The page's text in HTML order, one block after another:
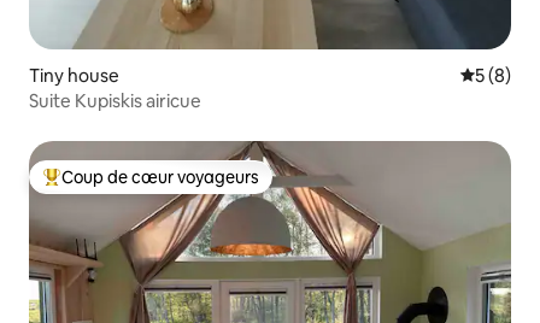
Tiny house
5 (8)
Suite Kupiskis airicue
Coups de cœur voyageurs les plus appréciés
Coup de cœur voyageurs